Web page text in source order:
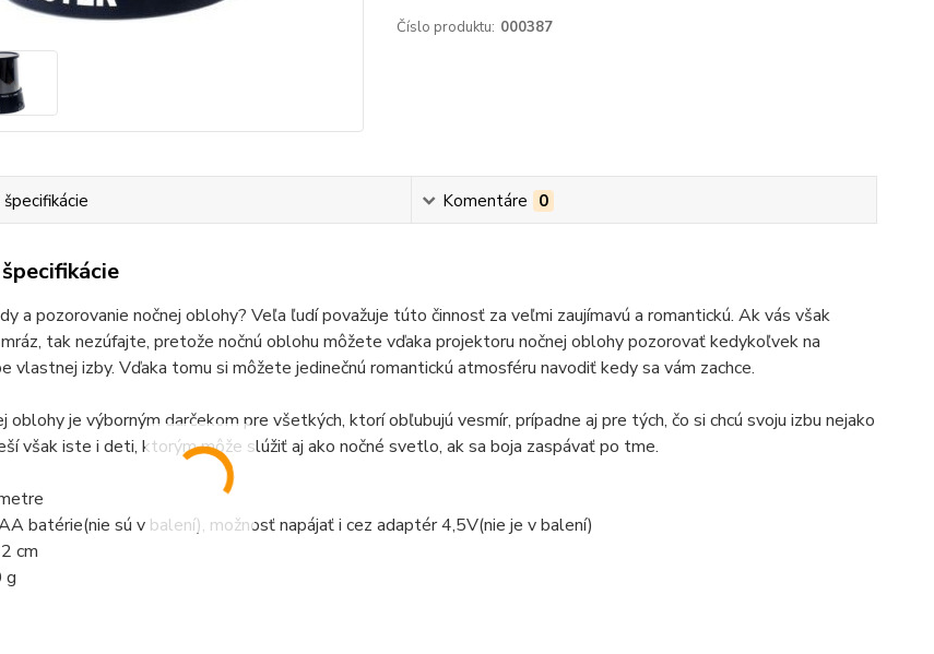
Číslo produktu: 000387
Komentáre 0
a pozorovanie nočnej oblohy? Veľa ľudí považuje túto činnosť za veľmi zaujímavú a romantickú. Ak vás však
tak nezúfajte, pretože nočnú oblohu môžete vďaka projektoru nočnej oblohy pozorovať kedykoľvek na
vlastnej izby. Vďaka tomu si môžete jedinečnú romantickú atmosféru navodiť kedy sa vám zachce.
oblohy je výborným darčekom pre všetkých, ktorí obľubujú vesmír, prípadne aj pre tých, čo si chcú svoju izbu nejako
však iste i deti, ktorým môže slúžiť aj ako nočné svetlo, ak sa boja zaspávať po tme.
batérie(nie sú v balení), možnosť napájať i cez adaptér 4,5V(nie je v balení)
cm
g